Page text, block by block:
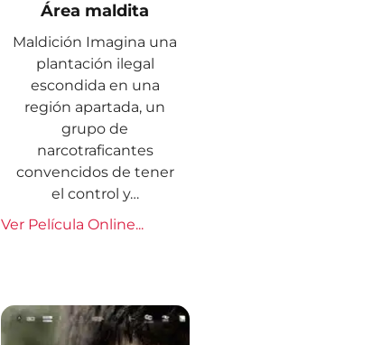
Área maldita
Maldición Imagina una
plantación ilegal
escondida en una
región apartada, un
grupo de
narcotraficantes
convencidos de tener
el control y…
Ver Película Online...